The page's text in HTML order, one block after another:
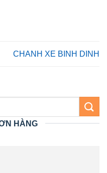
CHANH XE BINH DINH
HÀNG